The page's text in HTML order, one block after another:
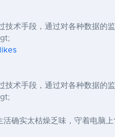
术手段，通过对各种数据的
术手段，通过对各种数据的
实太枯燥乏味，守着电脑上